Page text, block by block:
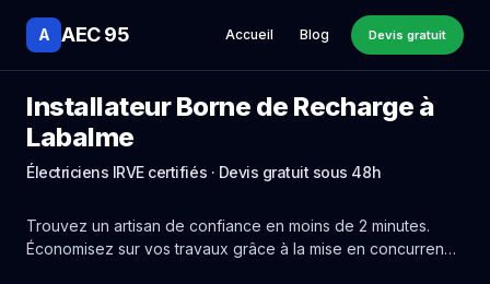
A AEC 95 Accueil Blog Devis gratuit
Installateur Borne de Recharge à
Labalme
Électriciens IRVE certifiés · Devis gratuit sous 48h
Trouvez un artisan de confiance en moins de 2 minutes.
Économisez sur vos travaux grâce à la mise en concurrence